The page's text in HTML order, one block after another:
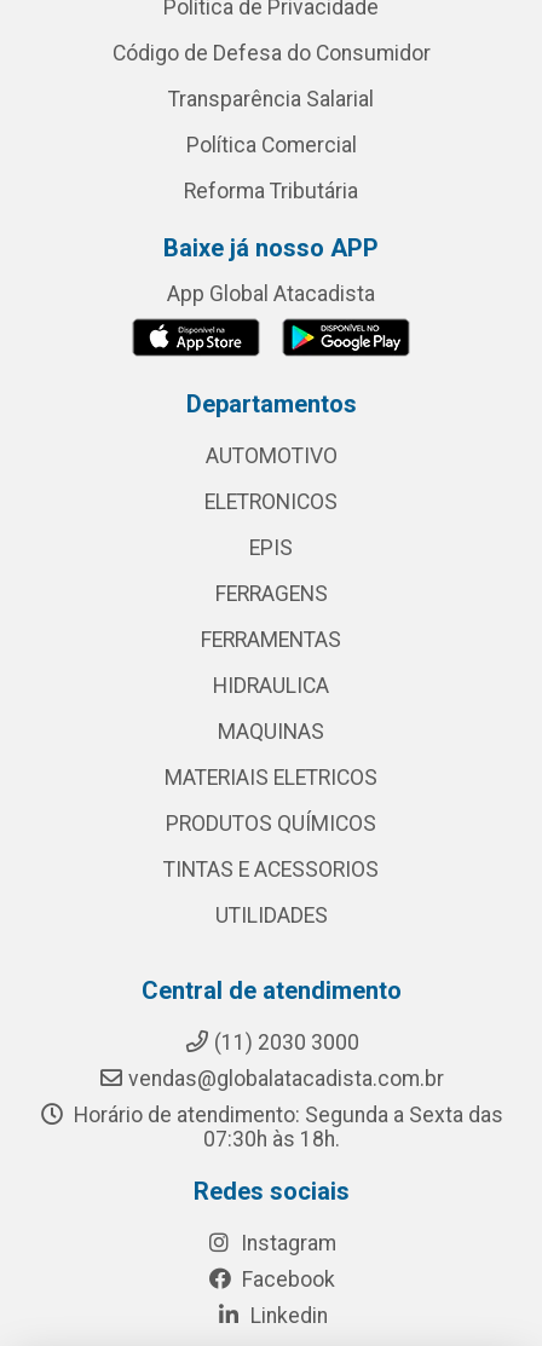
Política de Privacidade
Código de Defesa do Consumidor
Transparência Salarial
Política Comercial
Reforma Tributária
Baixe já nosso APP
App Global Atacadista
Departamentos
AUTOMOTIVO
ELETRONICOS
EPIS
FERRAGENS
FERRAMENTAS
HIDRAULICA
MAQUINAS
MATERIAIS ELETRICOS
PRODUTOS QUÍMICOS
TINTAS E ACESSORIOS
UTILIDADES
Central de atendimento
(11) 2030 3000
vendas@globalatacadista.com.br
Horário de atendimento: Segunda a Sexta das
07:30h às 18h.
Redes sociais
Instagram
Facebook
Linkedin